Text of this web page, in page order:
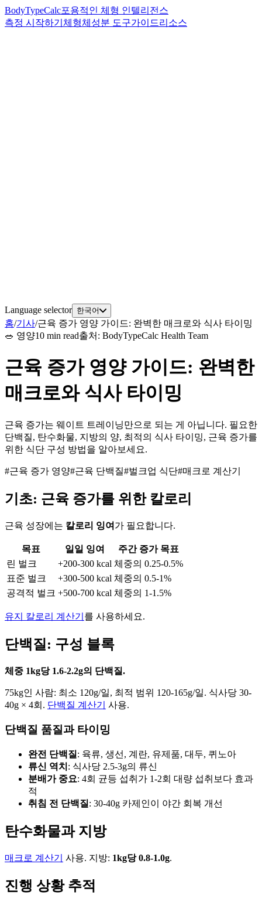
BodyTypeCalc포용적인 체형 인텔리전스
측정 시작하기 체형체성분 도구가이드리소스
Language selector 한국어
홈/기사/근육 증가 영양 가이드: 완벽한 매크로와 식사 타이밍
🥗 영양10 min read출처 : BodyTypeCalc Health Team
근육 증가 영양 가이드: 완벽한
매크로와 식사 타이밍
근육 증가는 웨이트 트레이닝만으로 되는 게 아닙니다. 필요한
단백질, 탄수화물, 지방의 양, 최적의 식사 타이밍, 근육 증가를
위한 식단 구성 방법을 알아보세요.
#근육 증가 영양#근육 단백질#벌크업 식단#매크로 계산기
기초: 근육 증가를 위한 칼로리
근육 성장에는 칼로리 잉여 가 필요합니다.
목표 일일 잉여
주간 증가 목표
린 벌크
+200-300 kcal 체중의 0.25-0.5%
표준 벌크
+300-500 kcal 체중의 0.5-1%
공격적 벌크 +500-700 kcal 체중의 1-1.5%
유지 칼로리 계산기 를 사용하세요.
단백질: 구성 블록
체중 1kg당 1.6-2.2g의 단백질.
75kg인 사람: 최소 120g/일, 최적 범위 120-165g/일. 식사당 30-
40g × 4회. 단백질 계산기 사용.
단백질 품질과 타이밍
완전 단백질 : 육류, 생선, 계란, 유제품, 대두, 퀴노아
류신 역치 : 식사당 2.5-3g의 류신
분배가 중요: 4회 균등 섭취가 1-2회 대량 섭취보다 효과
적
취침 전 단백질 : 30-40g 카제인이 야간 회복 개선
탄수화물과 지방
매크로 계산기 사용. 지방: 1kg당 0.8-1.0g.
진행 상황 추적